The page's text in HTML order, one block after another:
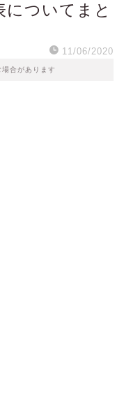
についてまと
11/06/2020
合があります